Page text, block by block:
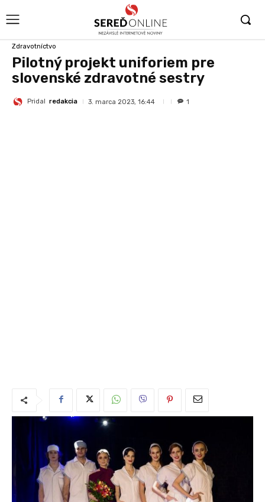
Zdravotníctvo
Pilotný projekt uniforiem pre
slovenské zdravotné sestry
Pridal redakcia 3. marca 2023, 16:44 1